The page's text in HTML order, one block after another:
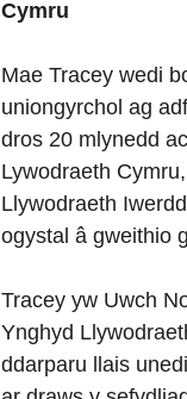
Cymru
Mae Tracey wedi
uniongyrchol ag
dros 20 mlynedd
Lywodraeth
Llywodraeth
ogystal â gweithio
Tracey yw Uwch
Ynghyd
ddarparu llais